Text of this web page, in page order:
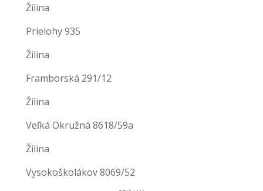
Žilina
Prielohy 935
Žilina
Framborská 291/12
Žilina
Veľká Okružná 8618/59a
Žilina
Vysokoškolákov 8069/52